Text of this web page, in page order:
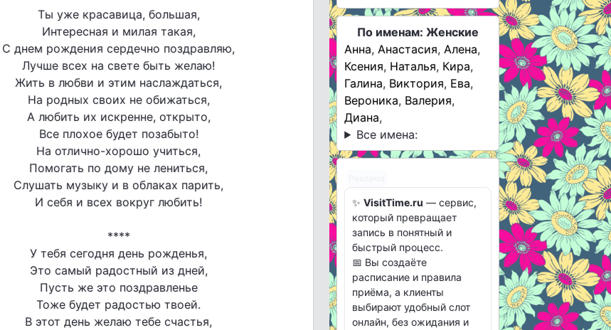
Ты уже красавица, большая,
Интересная и милая такая,
С днем рождения сердечно поздравляю,
Лучше всех на свете быть желаю!
Жить в любви и этим наслаждаться,
На родных своих не обижаться,
А любить их искренне, открыто,
Все плохое будет позабыто!
На отлично-хорошо учиться,
Помогать по дому не лениться,
Слушать музыку и в облаках парить,
И себя и всех вокруг любить!
****
У тебя сегодня день рожденья,
Это самый радостный из дней,
Пусть же это поздравленье
Тоже будет радостью твоей.
В этот день желаю тебе счастья,
По именам: Женские
Анна,Анастасия,Алена,
Ксения, Наталья, Кира,
Галина, Виктория, Ева,
Вероника, Валерия,
Диана,
Все имена:
✨VisitTime.ru — сервис,
который превращает
запись в понятный и
быстрый процесс.
📅 Вы создаёте
расписание и правила
приёма, а клиенты
выбирают удобный слот
онлайн, без ожидания и